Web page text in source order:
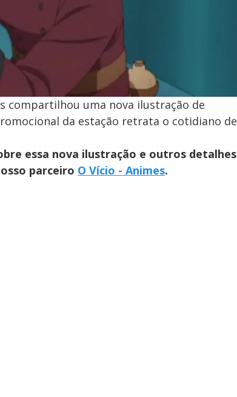
compartilhou uma nova ilustração de
da estação retrata o cotidiano de
essa nova ilustração e outros detalhes
parceiro O Vício - Animes.